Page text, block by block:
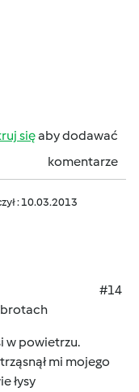
sięaby dodawać
komentarze
: 10.03.2013
#14
w powietrzu.
mi mojego
łysy